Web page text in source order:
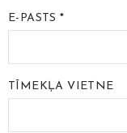
E-PASTS*
TĪMEKĻA VIETNE